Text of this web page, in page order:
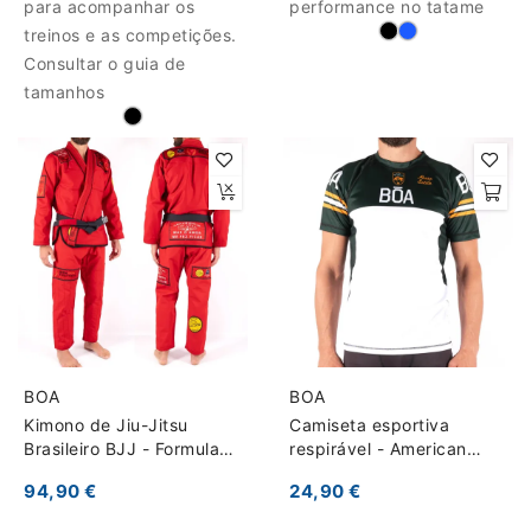
para acompanhar os
treinos e as competições.
Consultar o guia de
tamanhos
performance no tatame
BOA
Kimono de Jiu-Jitsu
Brasileiro BJJ - Formula
94,90 €
BOA
Camiseta esportiva
respirável - American
24,90 €